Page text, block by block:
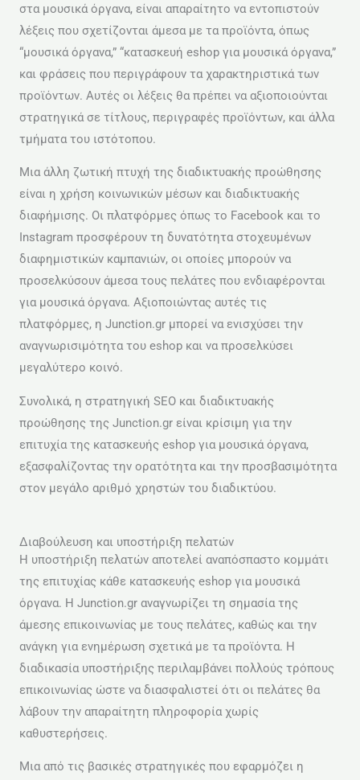
στα μουσικά όργανα, είναι απαραίτητο να εντοπιστούν
λέξεις που σχετίζονται άμεσα με τα προϊόντα, όπως
“μουσικά όργανα,” “κατασκευή eshop για μουσικά όργανα,”
και φράσεις που περιγράφουν τα χαρακτηριστικά των
προϊόντων. Αυτές οι λέξεις θα πρέπει να αξιοποιούνται
στρατηγικά σε τίτλους, περιγραφές προϊόντων, και άλλα
τμήματα του ιστότοπου.
Μια άλλη ζωτική πτυχή της διαδικτυακής προώθησης
είναι η χρήση κοινωνικών μέσων και διαδικτυακής
διαφήμισης. Οι πλατφόρμες όπως το Facebook και το
Instagram προσφέρουν τη δυνατότητα στοχευμένων
διαφημιστικών καμπανιών, οι οποίες μπορούν να
προσελκύσουν άμεσα τους πελάτες που ενδιαφέρονται
για μουσικά όργανα. Αξιοποιώντας αυτές τις
πλατφόρμες, η Junction.gr μπορεί να ενισχύσει την
αναγνωρισιμότητα του eshop και να προσελκύσει
μεγαλύτερο κοινό.
Συνολικά, η στρατηγική SEO και διαδικτυακής
προώθησης της Junction.gr είναι κρίσιμη για την
επιτυχία της κατασκευής eshop για μουσικά όργανα,
εξασφαλίζοντας την ορατότητα και την προσβασιμότητα
στον μεγάλο αριθμό χρηστών του διαδικτύου.
Διαβούλευση και υποστήριξη πελατών
Η υποστήριξη πελατών αποτελεί αναπόσπαστο κομμάτι
της επιτυχίας κάθε κατασκευής eshop για μουσικά
όργανα. Η Junction.gr αναγνωρίζει τη σημασία της
άμεσης επικοινωνίας με τους πελάτες, καθώς και την
ανάγκη για ενημέρωση σχετικά με τα προϊόντα. Η
διαδικασία υποστήριξης περιλαμβάνει πολλούς τρόπους
επικοινωνίας ώστε να διασφαλιστεί ότι οι πελάτες θα
λάβουν την απαραίτητη πληροφορία χωρίς
καθυστερήσεις.
Μια από τις βασικές στρατηγικές που εφαρμόζει η